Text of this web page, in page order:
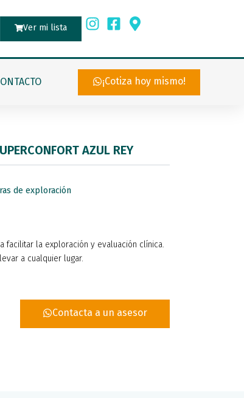
Ver mi lista
¡Cotiza hoy mismo!
AZUL REY
de exploración
facilitar la exploración y evaluación clínica.
a cualquier lugar.
Contacta a un asesor